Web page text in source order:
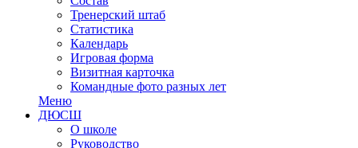
Тренерский штаб
Статистика
Календарь
Игровая форма
Визитная карточка
Командные фото разных лет
Меню
ДЮСШ
О школе
Руководство